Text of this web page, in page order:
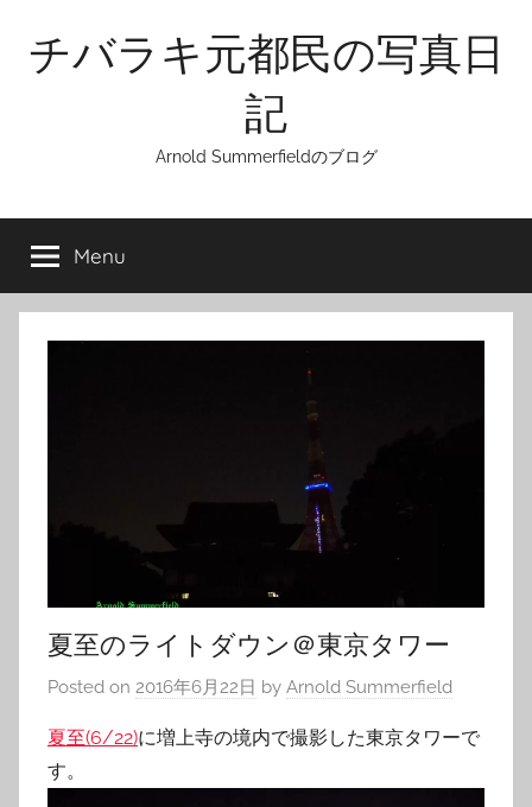
content
チバラキ元都民の写真日
記
Arnold Summerfieldのブログ
Menu
夏至のライトダウン＠東京タワー
Posted on 2016年6月22日 by Arnold Summerfield
夏至(6/22)に増上寺の境内で撮影した東京タワーで
す。